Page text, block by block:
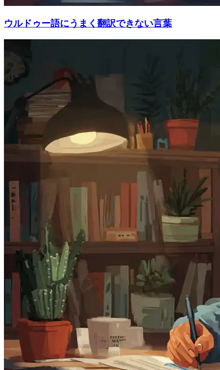
ウルドゥー語にうまく翻訳できない言葉